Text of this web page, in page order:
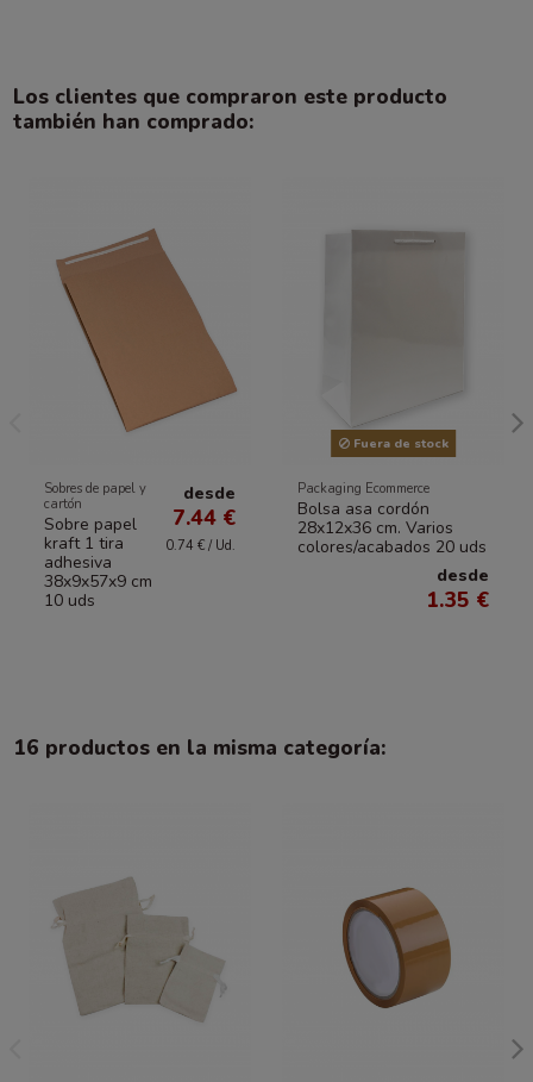
Los clientes que compraron este producto
también han comprado:
Sobres de papel y
cartón
Sobre papel
kraft 1 tira
adhesiva
38x9x57x9 cm
10 uds
desde
7.44 €
0.74 € / Ud.
Fuera de stock
Packaging Ecommerce
Bolsa asa cordón
28x12x36 cm. Varios
colores/acabados 20 uds
desde
1.35 €
16 productos en la misma categoría: